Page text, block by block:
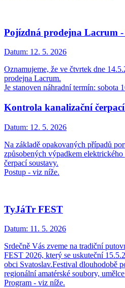
Pojízdná prodejna Lacrum -
Datum: 12. 5. 2026
Oznamujeme, že ve čtvrtek dne
prodejna Lacrum.
Je stanoven náhradní termín: sobota
Kontrola kanalizační
Datum: 12. 5. 2026
Na základě opakovaných případů
způsobených výpadkem
čerpací soustavy.
Postup - viz níže.
TyJáTr FEST
Datum: 11. 5. 2026
Srdečně Vás zveme na tradiční
FEST 2026, který se uskuteční
obci Svatoslav.Festival dlouhodobě
regionální amatérské soubory,
Program - viz níže.